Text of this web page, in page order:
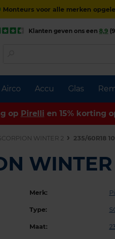
Monteurs voor alle merken
Airco Accu Glas
Klanten geven ons een 8,9
op Pirelli en 15% korting
WINTER 2 235/60R18
Merk:
Type:
Maat: